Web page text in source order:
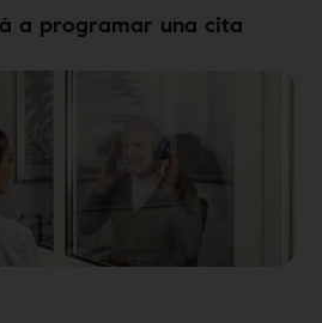
a programar una cita